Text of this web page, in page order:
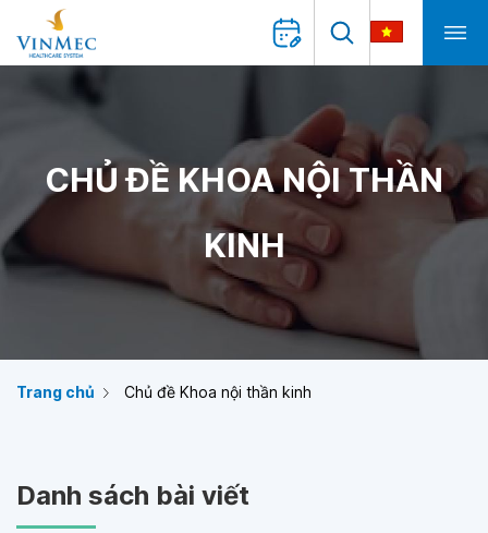
CHỦ ĐỀ KHOA NỘI THẦN
KINH
Trang chủ Chủ đề Khoa nội thần kinh
Danh sách bài viết